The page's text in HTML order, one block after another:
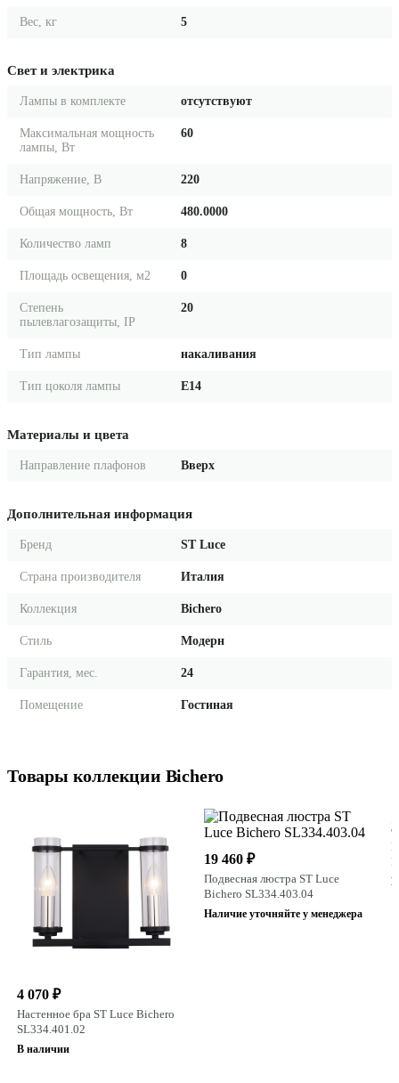
Вес, кг 5
Свет и электрика
Лампы в комплекте отсутствуют
Максимальная мощность
лампы, Вт
60
Напряжение, В 220
Общая мощность, Вт 480.0000
Количество ламп 8
Площадь освещения, м2 0
Степень
пылевлагозащиты, IP
20
Тип лампы накаливания
Тип цоколя лампы E14
Материалы и цвета
Направление плафонов Вверх
Дополнительная информация
Бренд ST Luce
Страна производителя Италия
Коллекция Bichero
Стиль Модерн
Гарантия, мес. 24
Помещение Гостиная
Товары коллекции Bichero
4 070 ₽
Настенное бра ST Luce Bichero
SL334.401.02
В наличии
19 460 ₽
Подвесная люстра ST Luce
Bichero SL334.403.04
Наличие уточняйте у менеджера